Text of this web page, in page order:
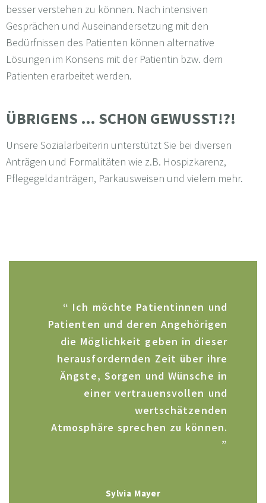
besser verstehen zu können. Nach intensiven
Gesprächen und Auseinandersetzung mit den
Bedürfnissen des Patienten können alternative
Lösungen im Konsens mit der Patientin bzw. dem
Patienten erarbeitet werden.
ÜBRIGENS … SCHON GEWUSST!?!
Unsere Sozialarbeiterin unterstützt Sie bei diversen
Anträgen und Formalitäten wie z.B. Hospizkarenz,
Pflegegeldanträgen, Parkausweisen und vielem mehr.
“ Ich möchte Patientinnen und
Patienten und deren Angehörigen
die Möglichkeit geben in dieser
herausfordernden Zeit über ihre
Ängste, Sorgen und Wünsche in
einer vertrauensvollen und
wertschätzenden
Atmosphäresprechen zu können.
”
Sylvia Mayer